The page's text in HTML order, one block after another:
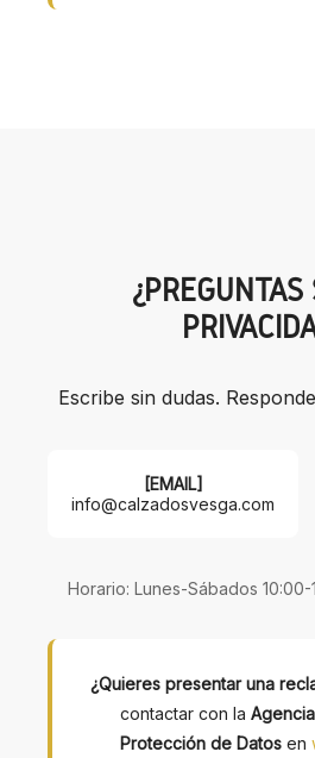
¿PREGUNTAS
Escribe sin dudas.
[EMAIL]
info@calzadosvesga.com
Horario: Lunes-Sábados
¿Quieres presentar una
contactar con la
Protección de Datos en